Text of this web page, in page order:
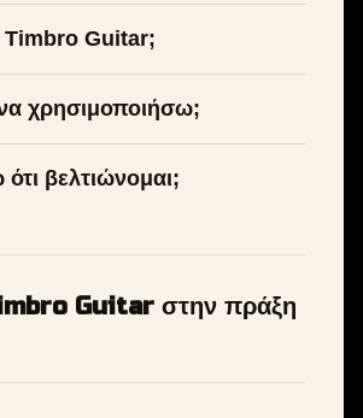
Timbro Guitar;
χρησιμοποιήσω;
βελτιώνομαι;
Guitar στην πράξη